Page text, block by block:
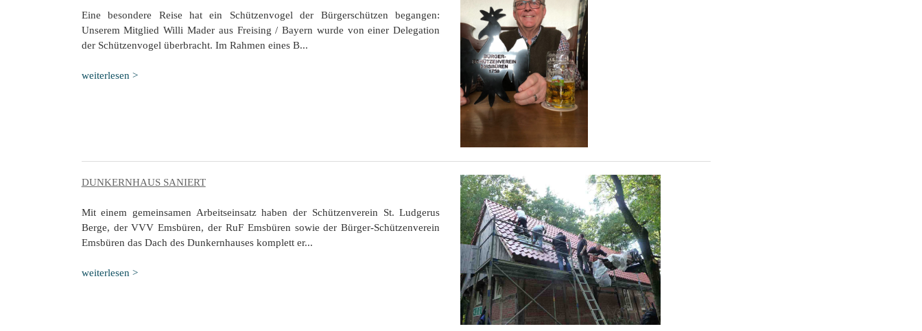
Eine besondere Reise hat ein Schützenvogel der Bürgerschützen begangen:
Unserem Mitglied Willi Mader aus Freising / Bayern wurde von einer Delegation
der Schützenvogel überbracht. Im Rahmen eines B...
weiterlesen >
DUNKERNHAUS SANIERT
Mit einem gemeinsamen Arbeitseinsatz haben der Schützenverein St. Ludgerus
Berge, der VVV Emsbüren, der RuF Emsbüren sowie der Bürger-Schützenverein
Emsbüren das Dach des Dunkernhauses komplett er...
weiterlesen >